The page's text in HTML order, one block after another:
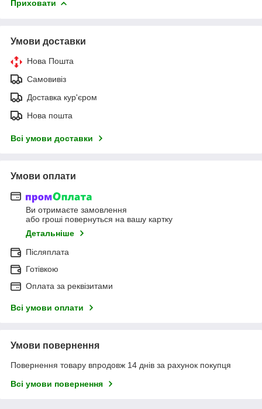
Приховати
Умови доставки
Нова Пошта
Самовивіз
Доставка кур'єром
Нова пошта
Всі умови доставки
Умови оплати
Ви отримаєте замовлення
або гроші повернуться на вашу картку
Детальніше
Післяплата
Готівкою
Оплата за реквізитами
Всі умови оплати
Умови повернення
Повернення товару впродовж 14 днів за рахунок покупця
Всі умови повернення